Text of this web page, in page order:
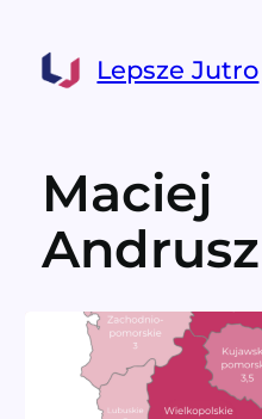
treści
Lepsze Jutro
Maciej